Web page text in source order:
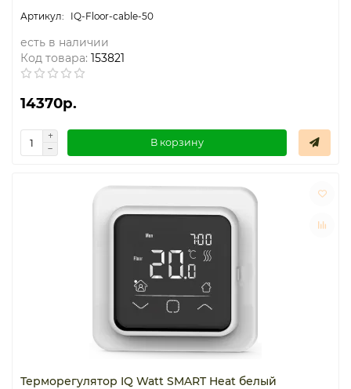
IQ-Floor-cable-50
есть в наличии
Код товара: 153821
14370р.
В корзину
Терморегулятор IQ Watt SMART Heat белый